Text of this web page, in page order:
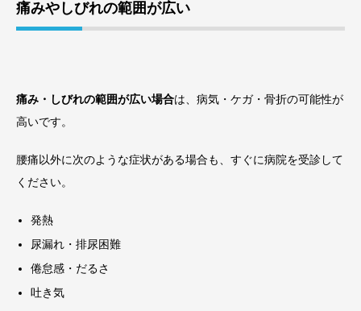
痛みやしびれの範囲が広い
痛み・しびれの範囲が広い場合は、病気・ケガ・骨折の可能性が
高いです。
腰痛以外に次のような症状がある場合も、すぐに病院を受診して
ください。
発熱
尿漏れ・排尿困難
倦怠感・だるさ
吐き気